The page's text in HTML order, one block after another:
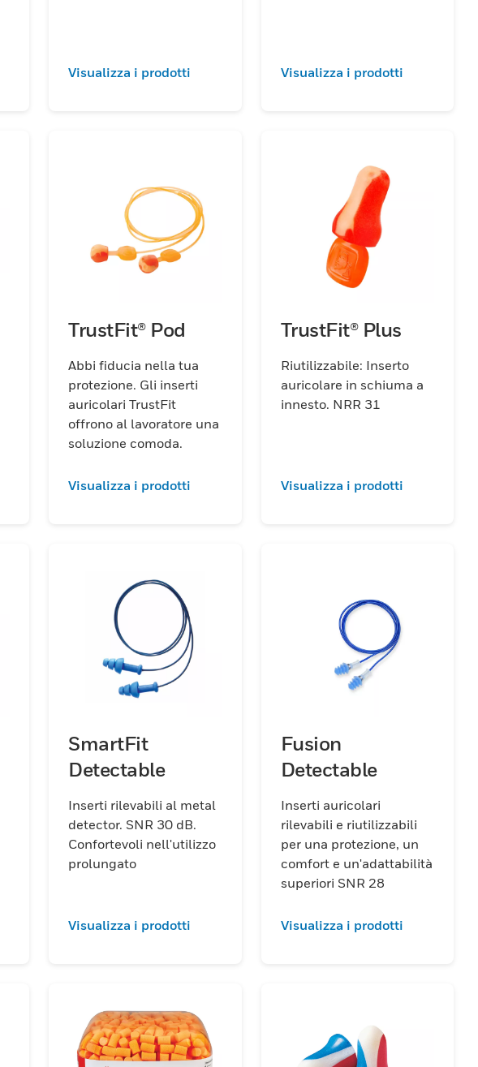
Visualizza i prodotti Visualizza i prodotti
TrustFit® Pod
Abbi fiducia nella tua
protezione. Gli inserti
auricolari TrustFit
offrono al lavoratore una
soluzione comoda.
Visualizza i prodotti
TrustFit® Plus
Riutilizzabile: Inserto
auricolare in schiuma a
innesto. NRR 31
Visualizza i prodotti
SmartFit
Detectable
Inserti rilevabili al metal
detector. SNR 30 dB.
Confortevoli nell'utilizzo
prolungato
Visualizza i prodotti
Fusion
Detectable
Inserti auricolari
rilevabili e riutilizzabili
per una protezione, un
comfort e un'adattabilità
superiori SNR 28
Visualizza i prodotti